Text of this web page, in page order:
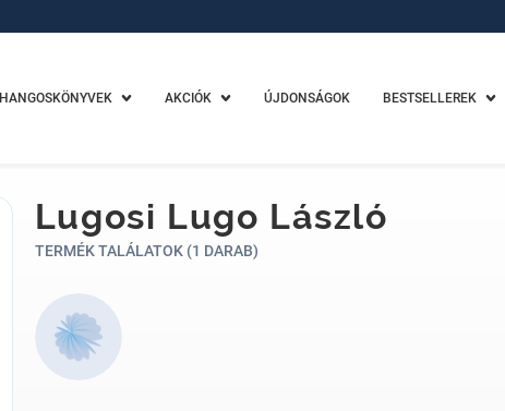
HANGOSKÖNYVEK AKCIÓK ÚJDONSÁGOK BESTSELLEREK
Lugosi Lugo László
TERMÉK TALÁLATOK (1 DARAB)